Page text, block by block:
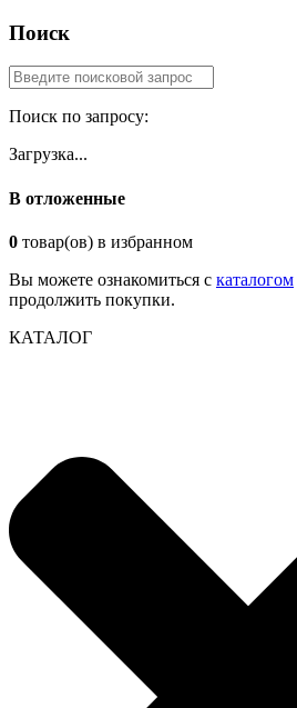
Поиск
Поиск по запросу:
Загрузка...
В отложенные
0 товар(ов) в избранном
Вы можете ознакомиться с каталогом
продолжить покупки.
КАТАЛОГ